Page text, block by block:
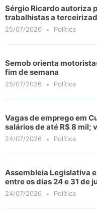
Sérgio Ricardo autoriza
trabalhistas a
25/07/2026 Política
Semob orienta
fim de semana
25/07/2026 Política
Vagas de emprego em
salários de até R$ 8 mil;
24/07/2026 Política
Assembleia Legislativa
entre os dias 24 e 31 de
24/07/2026 Política